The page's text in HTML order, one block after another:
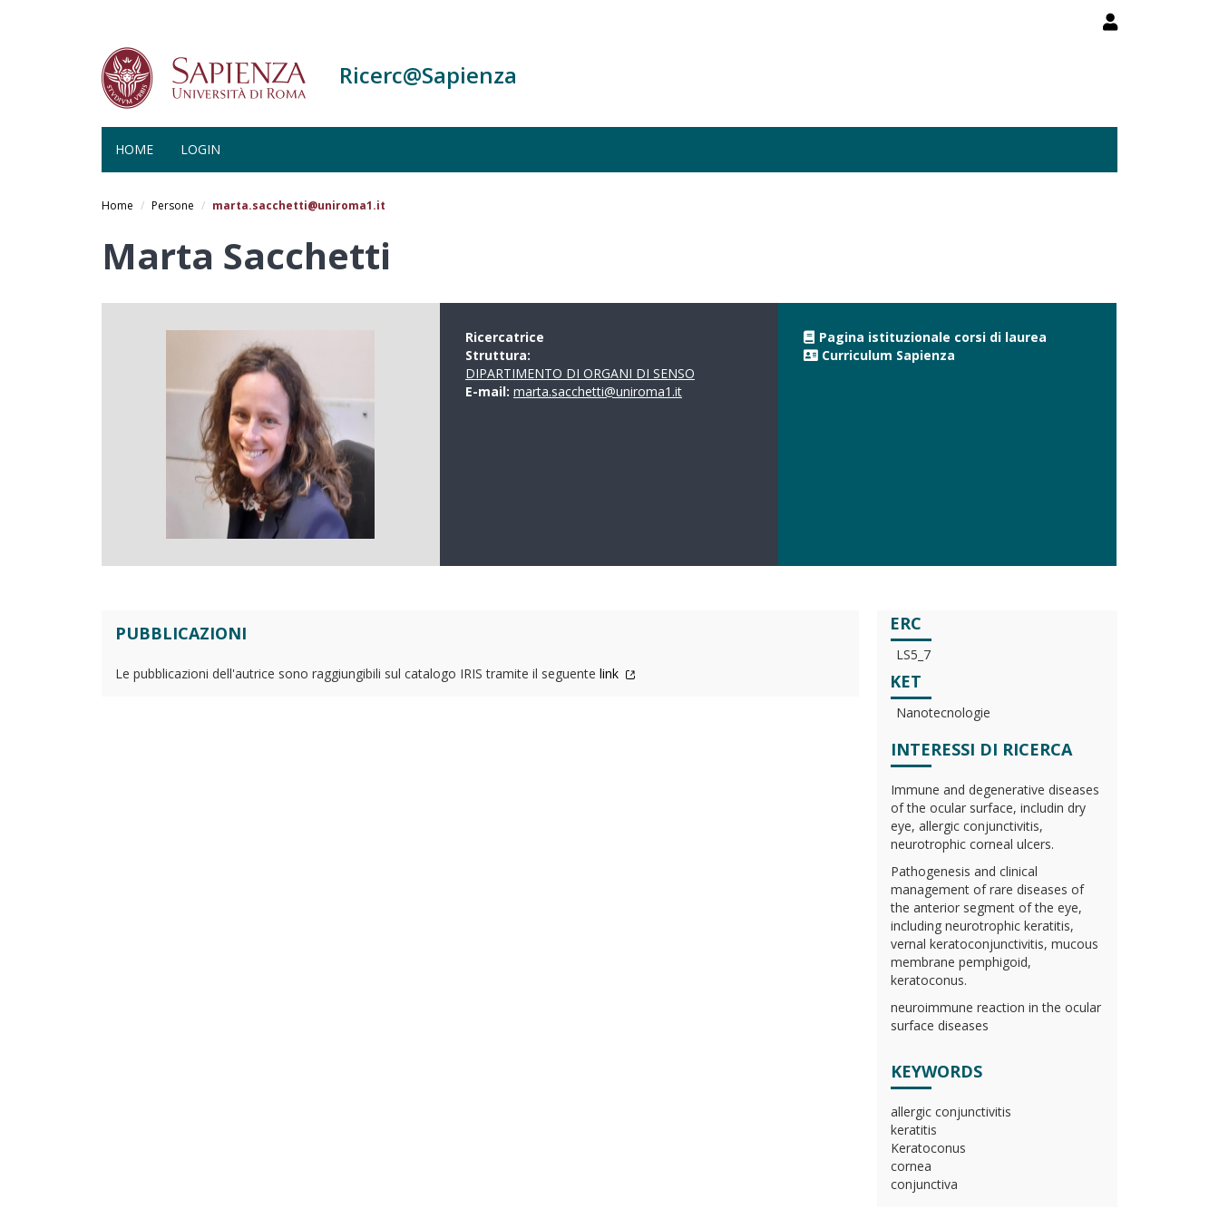
Ricerc@Sapienza
HOME LOGIN
Home Persone marta.sacchetti@uniroma1.it
Marta Sacchetti
Ricercatrice
Struttura:
DIPARTIMENTO DI ORGANI DI SENSO
E-mail: marta.sacchetti@uniroma1.it
Pagina istituzionale corsi di laurea
Curriculum Sapienza
PUBBLICAZIONI
Le pubblicazioni dell'autrice sono raggiungibili sul catalogo IRIS tramite il seguente link
ERC
LS5_7
KET
Nanotecnologie
INTERESSI DI RICERCA
Immune and degenerative diseases
of the ocular surface, includin dry
eye, allergic conjunctivitis,
neurotrophic corneal ulcers.
Pathogenesis and clinical
management of rare diseases of
the anterior segment of the eye,
including neurotrophic keratitis,
vernal keratoconjunctivitis, mucous
membrane pemphigoid,
keratoconus.
neuroimmune reaction in the ocular
surface diseases
KEYWORDS
allergic conjunctivitis
keratitis
Keratoconus
cornea
conjunctiva